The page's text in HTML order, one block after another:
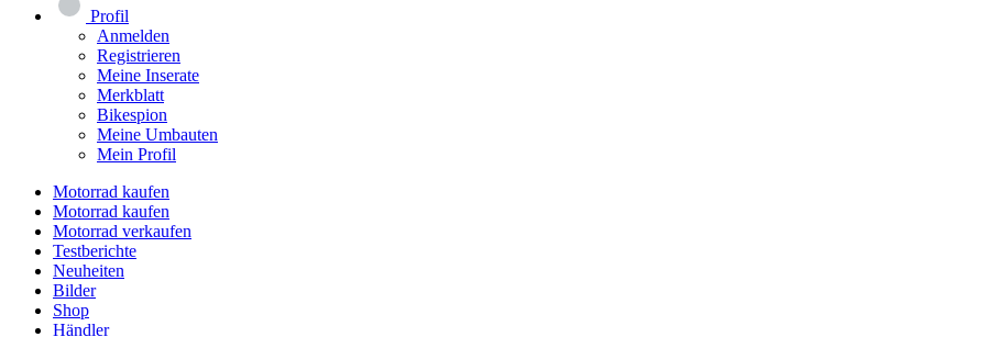
Profil
Anmelden
Registrieren
Meine Inserate
Merkblatt
Bikespion
Meine Umbauten
Mein Profil
Motorrad kaufen
Motorrad kaufen
Motorrad verkaufen
Testberichte
Neuheiten
Bilder
Shop
Händler